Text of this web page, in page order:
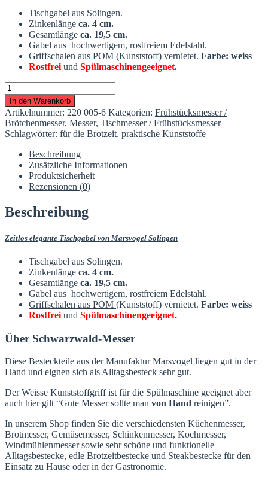
Tischgabel aus Solingen.
Zinkenlänge ca. 4 cm.
Gesamtlänge ca. 19,5 cm.
Gabel aus hochwertigem, rostfreiem Edelstahl.
Griffschalen aus POM (Kunststoff) vernietet. Farbe: weiss
Rostfrei und Spülmaschinengeeignet.
6
x
Gabel
Edelstahl
Tischgabel
weisser
Kunststoffgriff
(POM)
Menge
In den Warenkorb
Artikelnummer: 220 005-6 Kategorien: Frühstücksmesser /
Brötchenmesser, Messer, Tischmesser / Frühstücksmesser
Schlagwörter: für die Brotzeit, praktische Kunststoffe
Beschreibung
Zusätzliche Informationen
Produktsicherheit
Rezensionen (0)
Beschreibung
Zeitlos elegante Tischgabel von Marsvogel Solingen
Tischgabel aus Solingen.
Zinkenlänge ca. 4 cm.
Gesamtlänge ca. 19,5 cm.
Gabel aus hochwertigem, rostfreiem Edelstahl.
Griffschalen aus POM (Kunststoff) vernietet. Farbe: weiss
Rostfrei und Spülmaschinengeeignet.
Über Schwarzwald-Messer
Diese Besteckteile aus der Manufaktur Marsvogel liegen gut in der
Hand und eignen sich als Alltagsbesteck sehr gut.
Der Weisse Kunststoffgriff ist für die Spülmaschine geeignet aber
auch hier gilt “Gute Messer sollte man von Hand reinigen”.
In unserem Shop finden Sie die verschiedensten Küchenmesser,
Brotmesser, Gemüsemesser, Schinkenmesser, Kochmesser,
Windmühlenmesser sowie sehr schöne und funktionelle
Alltagsbestecke, edle Brotzeitbestecke und Steakbestecke für den
Einsatz zu Hause oder in der Gastronomie.